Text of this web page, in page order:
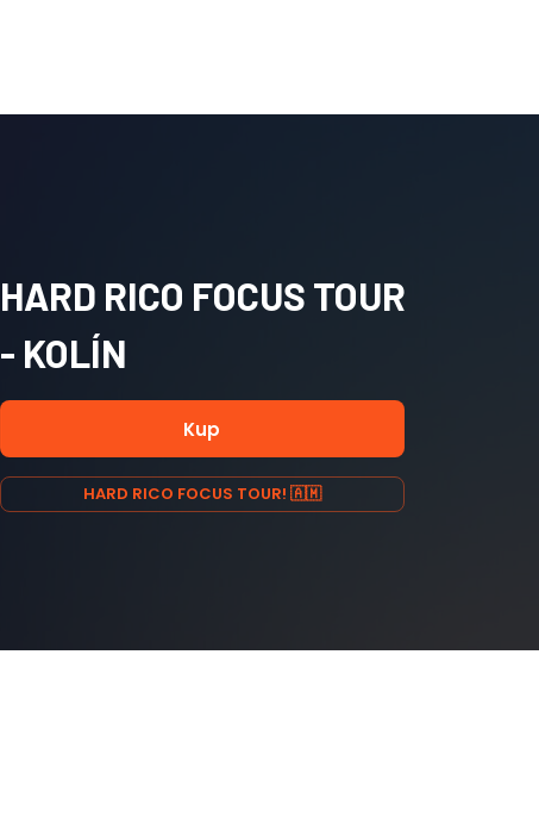
HARD RICO FOCUS TOUR
- KOLÍN
Kup
HARD RICO FOCUS TOUR! 🇦🇲